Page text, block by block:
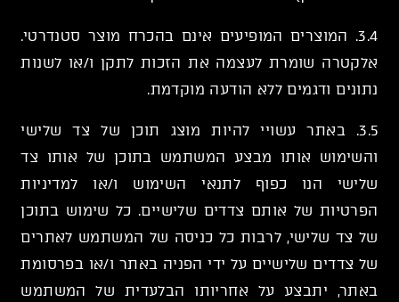
3.4. המוצרים המופיעים אינם בהכרח מוצר סטנדרטי.
אלקטרה שומרת לעצמה את הזכות לתקן ו/או לשנות
נתונים ודגמים ללא הודעה מוקדמת.
3.5. באתר עשויי להיות מוצג תוכן של צד שלישי
והשימוש אותו מבצע המשתמש בתוכן של אותו צד
שלישי הנו כפוף לתנאי השימוש ו/או למדיניות
הפרטיות של אותם צדדים שלישיים. כל שימוש בתוכן
של צד שלישי, לרבות כל כניסה של המשתמש לאתרים
של צדדים שלישיים על ידי הפניה באתר ו/או בפרסומת
באתר, יתבצע על אחריותו הבלעדית של המשתמש